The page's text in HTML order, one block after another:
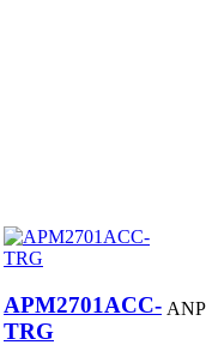
APM2701ACC-
TRG